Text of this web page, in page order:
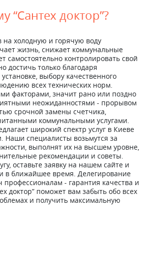
“Сантех доктор”?
на холодную и горячую воду
жизнь, снижает коммунальные
самостоятельно контролировать свой
достичь только благодаря
выбору качественного
всех технических норм.
факторами, значит рано или поздно
неожиданностями - прорывом
срочной замены счетчика,
коммунальными услугами.
широкий спектр услуг в Киеве
Наши специалисты возьмутся за
выполнят их на высшем уровне,
рекомендации и советы.
оставьте заявку на нашем сайте и
в ближайшее время. Делегирование
профессионалам - гарантия качества и
доктор” поможет вам забыть обо всех
и получить максимальную